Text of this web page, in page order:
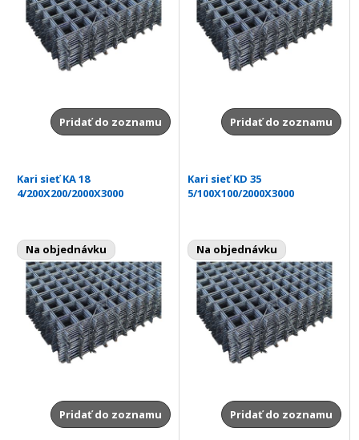
Pridať do zoznamu Pridať do zoznamu
Kari sieť KA 18
4/200X200/2000X3000
Na objednávku
Pridať do zoznamu
Kari sieť KD 35
5/100X100/2000X3000
Na objednávku
Pridať do zoznamu